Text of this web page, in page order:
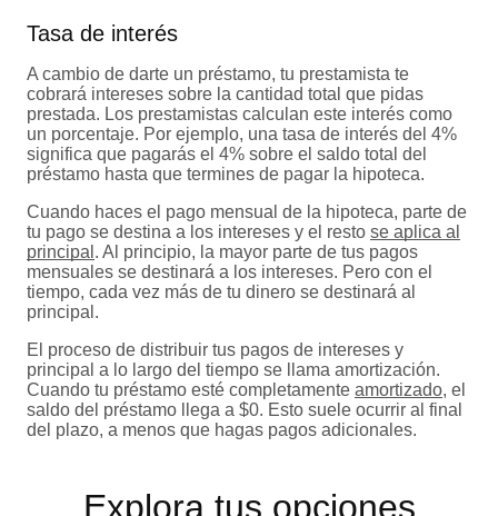
Tasa de interés
A cambio de darte un préstamo, tu prestamista te
cobrará intereses sobre la cantidad total que pidas
prestada. Los prestamistas calculan este interés como
un porcentaje. Por ejemplo, una tasa de interés del 4%
significa que pagarás el 4% sobre el saldo total del
préstamo hasta que termines de pagar la hipoteca.
Cuando haces el pago mensual de la hipoteca, parte de
tu pago se destina a los intereses y el resto se aplica al
principal . Al principio, la mayor parte de tus pagos
mensuales se destinará a los intereses. Pero con el
tiempo, cada vez más de tu dinero se destinará al
principal.
El proceso de distribuir tus pagos de intereses y
principal a lo largo del tiempo se llama amortización.
Cuando tu préstamo esté completamente amortizado, el
saldo del préstamo llega a $0. Esto suele ocurrir al final
del plazo, a menos que hagas pagos adicionales.
Explora tus opciones